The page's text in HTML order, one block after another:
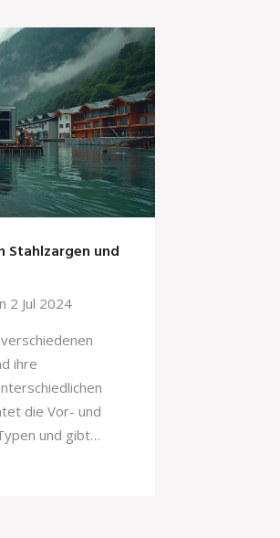
Stahlzargen und
2 Jul 2024
ihre
die Vor- und
und gibt